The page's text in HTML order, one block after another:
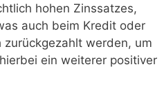
hohen Zinssatzes,
auch beim Kredit oder
werden, um
ein weiterer positiver